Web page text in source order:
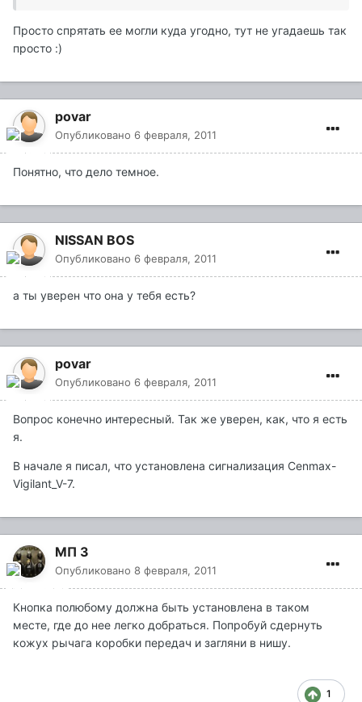
Просто спрятать ее могли куда угодно, тут не угадаешь так
просто :)
povar
Опубликовано 6 февраля, 2011
Понятно, что дело темное.
NISSAN BOS
Опубликовано 6 февраля, 2011
а ты уверен что она у тебя есть?
povar
Опубликовано 6 февраля, 2011
Вопрос конечно интересный. Так же уверен, как, что я есть
я.
В начале я писал, что установлена сигнализация Cenmax-
Vigilant_V-7.
МП 3
Опубликовано 8 февраля, 2011
Кнопка полюбому должна быть установлена в таком
месте, где до нее легко добраться. Попробуй сдернуть
кожух рычага коробки передач и загляни в нишу.
1